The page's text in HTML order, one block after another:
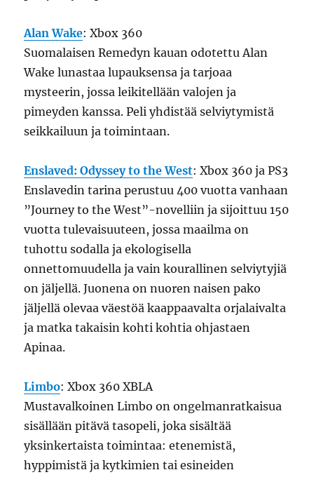
Alan Wake: Xbox 360
Suomalaisen Remedyn kauan odotettu Alan
Wake lunastaa lupauksensa ja tarjoaa
mysteerin, jossa leikitellään valojen ja
pimeyden kanssa. Peli yhdistää selviytymistä
seikkailuun ja toimintaan.
Enslaved: Odyssey to the West: Xbox 360 ja PS3
Enslavedin tarina perustuu 400 vuotta vanhaan
”Journey to the West”-novelliin ja sijoittuu 150
vuotta tulevaisuuteen, jossa maailma on
tuhottu sodalla ja ekologisella
onnettomuudella ja vain kourallinen selviytyjiä
on jäljellä. Juonena on nuoren naisen pako
jäljellä olevaa väestöä kaappaavalta orjalaivalta
ja matka takaisin kohti kohtia ohjastaen
Apinaa.
Limbo: Xbox 360 XBLA
Mustavalkoinen Limbo on ongelmanratkaisua
sisällään pitävä tasopeli, joka sisältää
yksinkertaista toimintaa: etenemistä,
hyppimistä ja kytkimien tai esineiden